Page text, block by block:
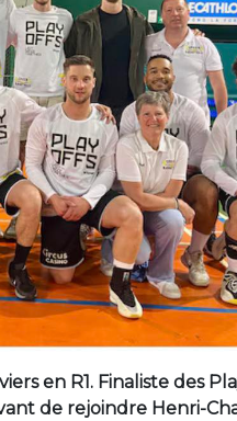
en R1. Finaliste des
de rejoindre Henri-